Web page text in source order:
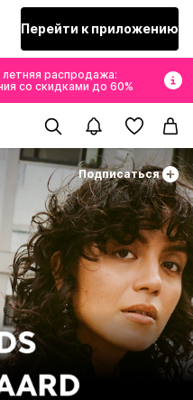
Перейти к приложению
распродажа:
со скидками до 60%
Подписаться